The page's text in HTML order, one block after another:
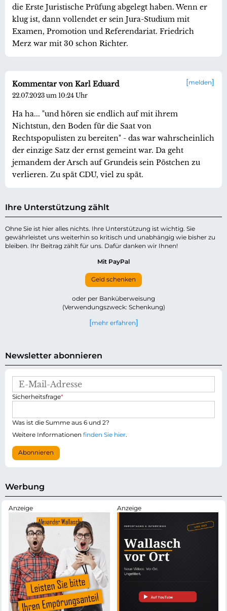
die Erste Juristische Prüfung abgelegt haben. Wenn er
klug ist, dann vollendet er sein Jura-Studium mit
Examen, Promotion und Referendariat. Friedrich
Merz war mit 30 schon Richter.
melden
Kommentar von Karl Eduard
22.07.2023 um 10:24 Uhr
Ha ha... "und hören sie endlich auf mit ihrem
Nichtstun, den Boden für die Saat von
Rechtspopulisten zu bereiten" - das war wahrscheinlich
der einzige Satz der ernst gemeint war. Da geht
jemandem der Arsch auf Grundeis sein Pöstchen zu
verlieren. Zu spät CDU, viel zu spät.
Ihre Unterstützung zählt
Ohne Sie ist hier alles nichts. Ihre Unterstützung ist wichtig. Sie
gewährleistet uns weiterhin so kritisch und unabhängig wie bisher zu
bleiben. Ihr Beitrag zählt für uns. Dafür danken wir Ihnen!
Mit PayPal
Geld schenken
oder per Banküberweisung
(Verwendungszweck: Schenkung)
mehr erfahren
Newsletter abonnieren
M
l
-
d
r
s
e
P
i
h
t
f
d
Sicherheitsfrage*
Was ist die Summe aus 6 und 2?
Weitere Informationen finden Sie hier.
Abonnieren
Werbung